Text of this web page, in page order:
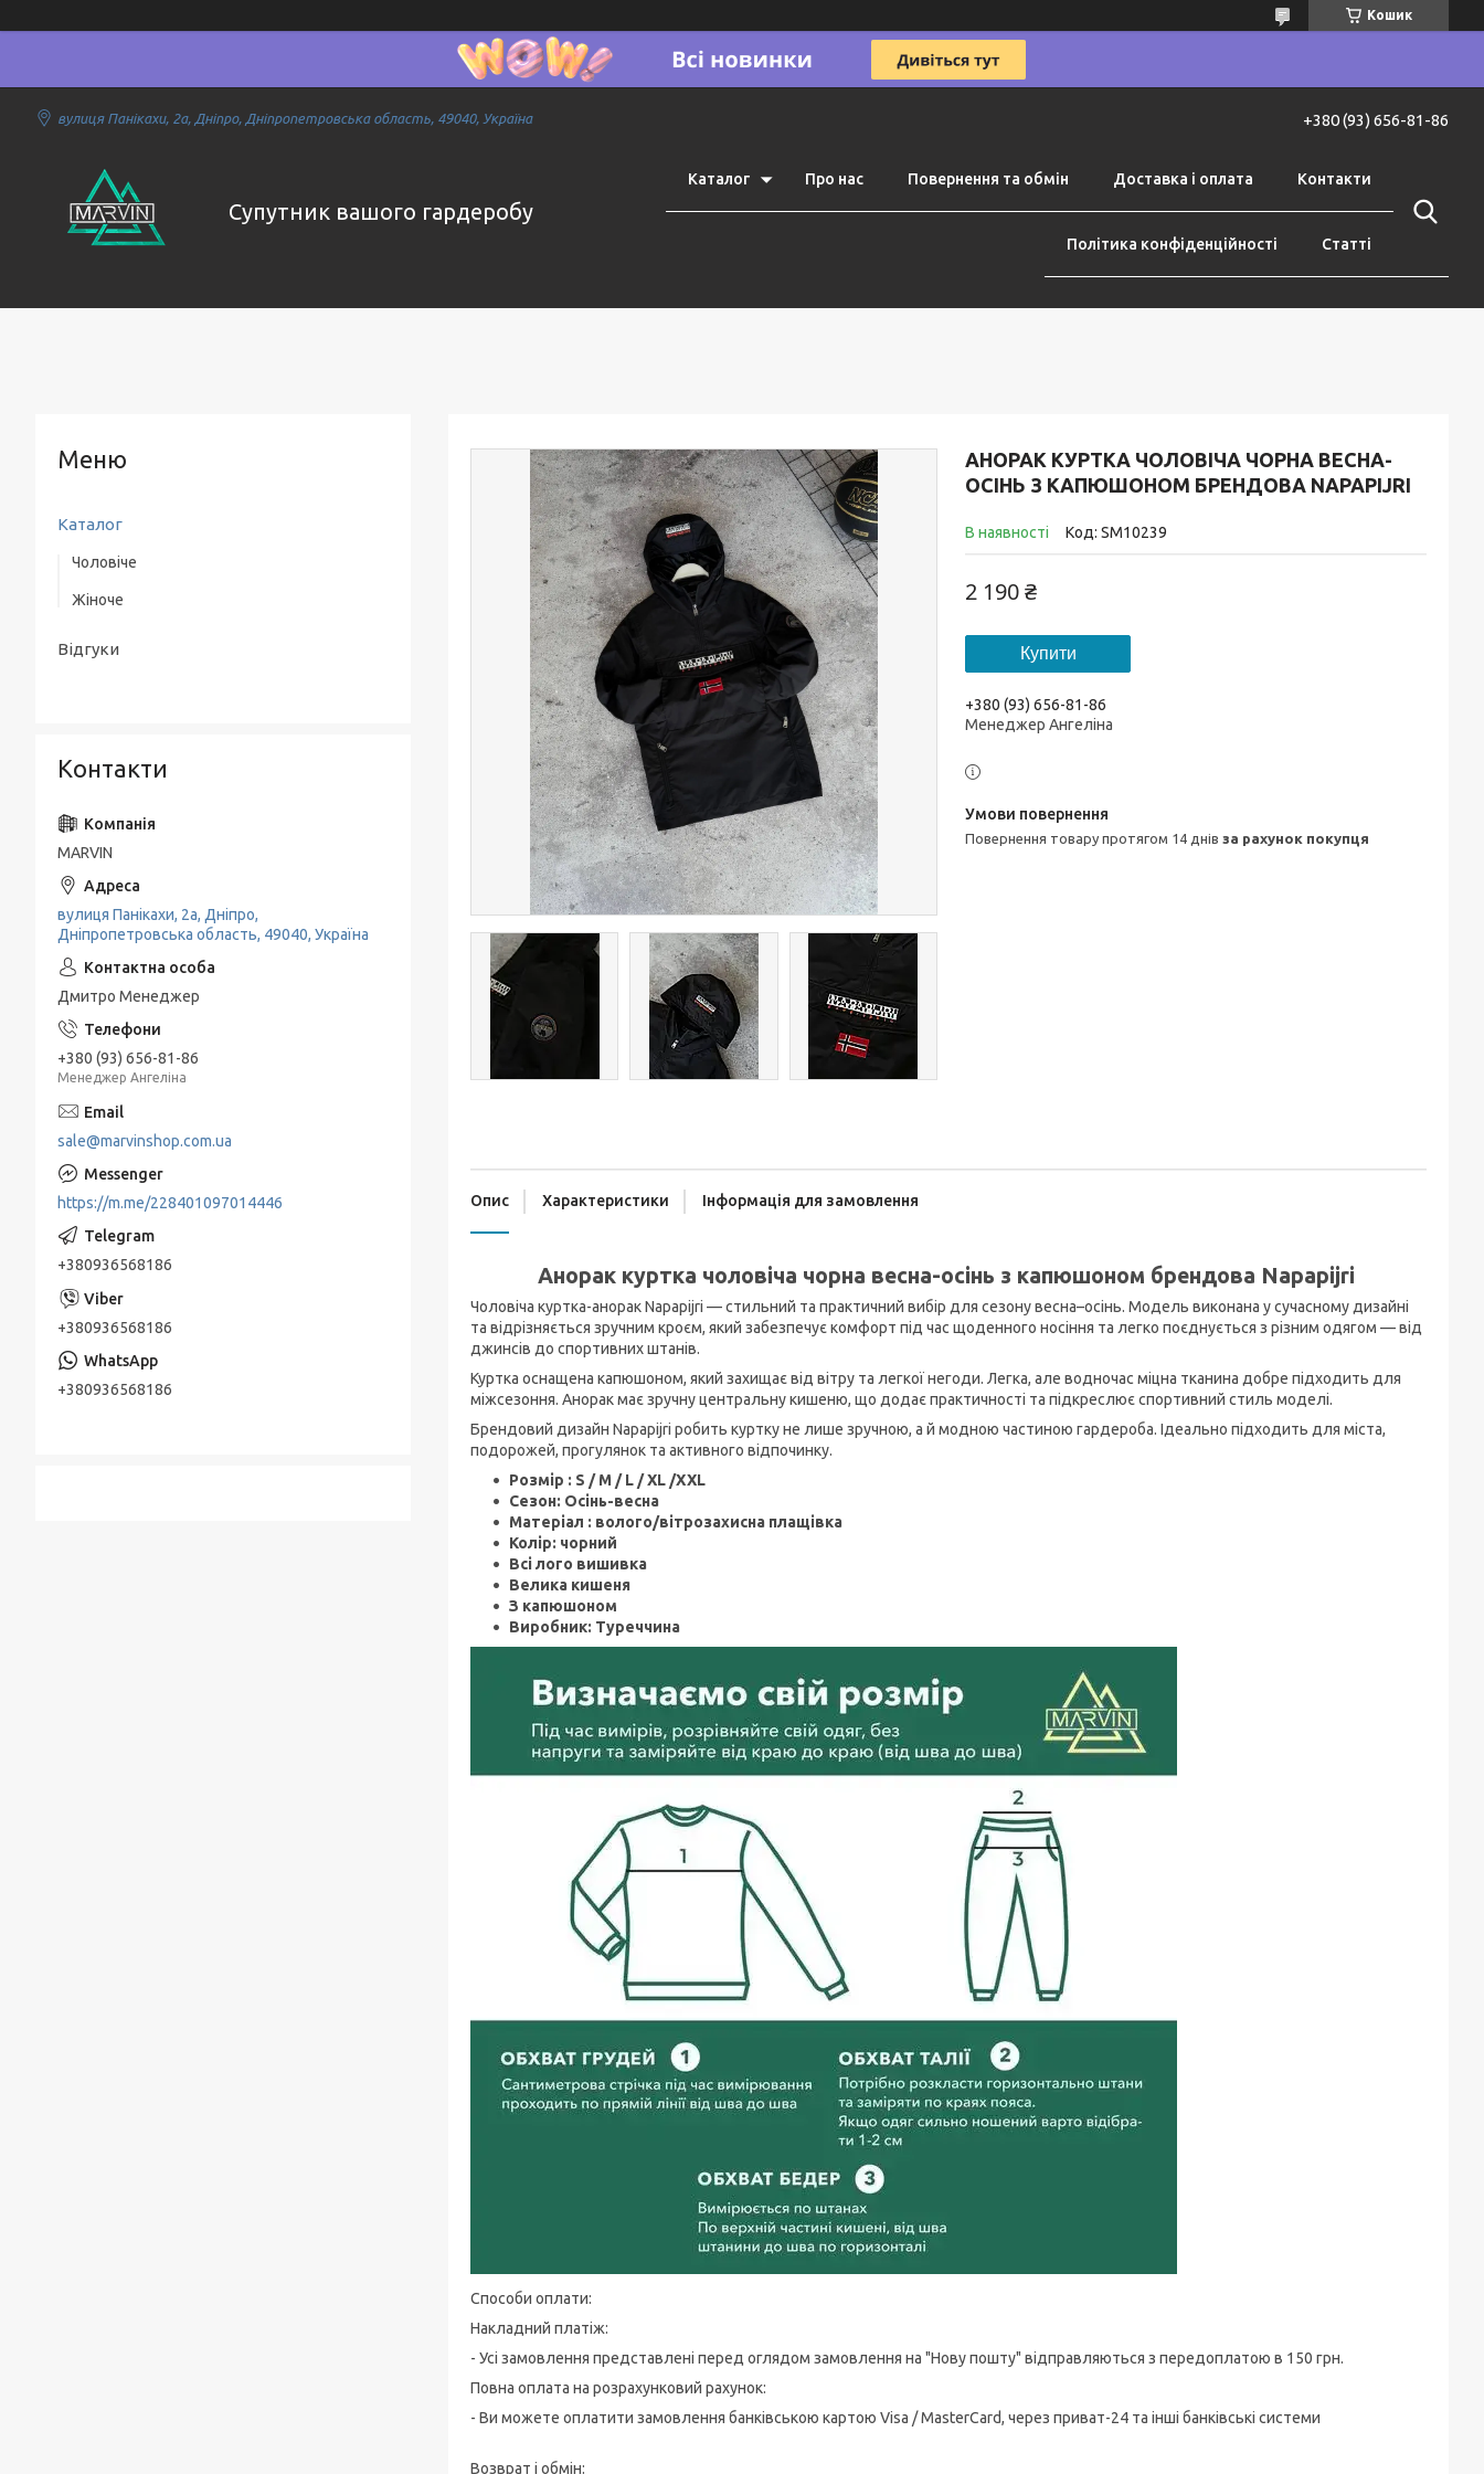
Кошик
вулиця Панікахи, 2а, Дніпро, Дніпропетровська область, 49040, Україна +380 (93) 656-81-86
Супутник вашого гардеробу
Каталог Про нас Повернення та обмін Доставка і оплата Контакти
Політика конфіденційності Статті
АНОРАК КУРТКА ЧОЛОВІЧА ЧОРНА ВЕСНА-
ОСІНЬ З КАПЮШОНОМ БРЕНДОВА NAPAPIJRI
В наявності Код: SM10239
2 190 ₴
Купити
+380 (93) 656-81-86
Менеджер Ангеліна
повернення товару протягом 14 днів за рахунок покупця
Опис Характеристики Інформація для замовлення
Анорак куртка чоловіча чорна весна-осінь з капюшоном брендова Napapijri
Чоловіча куртка-анорак Napapijri — стильний та практичний вибір для сезону весна–осінь. Модель виконана у сучасному дизайні
та відрізняється зручним кроєм, який забезпечує комфорт під час щоденного носіння та легко поєднується з різним одягом — від
джинсів до спортивних штанів.
Куртка оснащена капюшоном, який захищає від вітру та легкої негоди. Легка, але водночас міцна тканина добре підходить для
міжсезоння. Анорак має зручну центральну кишеню, що додає практичності та підкреслює спортивний стиль моделі.
Брендовий дизайн Napapijri робить куртку не лише зручною, а й модною частиною гардероба. Ідеально підходить для міста,
подорожей, прогулянок та активного відпочинку.
Розмір : S / M / L / XL /XXL
Сезон: Осінь-весна
Матеріал : волого/вітрозахисна плащівка
Колір: чорний
Всі лого вишивка
Велика кишеня
З капюшоном
Виробник: Туреччина
Способи оплати:
Накладний платіж:
- Усі замовлення представлені перед оглядом замовлення на "Нову пошту" відправляються з передоплатою в 150 грн.
Повна оплата на розрахунковий рахунок:
- Ви можете оплатити замовлення банківською картою Visa / MasterCard, через приват-24 та інші банківські системи
Возврат і обмін:
Каталог
Чоловіче
Верхній одяг
Жіноче
Відгуки
Контакти
MARVIN
вулиця Панікахи, 2а, Дніпро,
Дніпропетровська область, 49040, Україна
Дмитро Менеджер
+380 (93) 656-81-86
Менеджер Ангеліна
sale@marvinshop.com.ua
https://m.me/228401097014446
+380936568186
+380936568186
+380936568186